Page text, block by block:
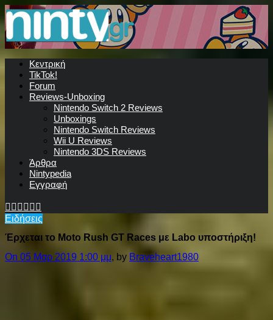
Κεντρική
TikTok!
Forum
Reviews-Unboxing
Nintendo Switch 2 Reviews
Unboxings
Nintendo Switch Reviews
Wii U Reviews
Nintendo 3DS Reviews
Άρθρα
Nintypedia
Εγγραφή
Ειδήσεις
Έρχεται το Moto Rush GT Races με Labo υποστήριξη!
On 05 Μαρ 2019 1:00 μμ, by Braveheart1980